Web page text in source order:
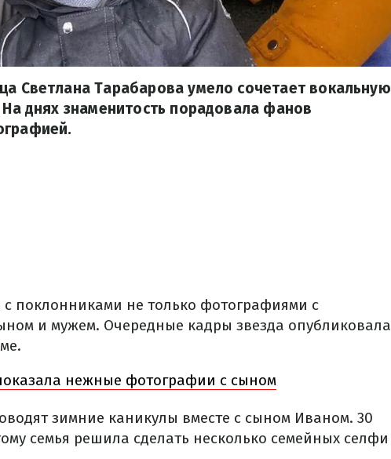
Светлана Тарабарова умело сочетает вокальную
днях знаменитость порадовала фанов
с поклонниками не только фотографиями с
и мужем. Очередные кадры звезда опубликовала
нежные фотографии с сыном
зимние каникулы вместе с сыном Иваном. 30
семья решила сделать несколько семейных селфи